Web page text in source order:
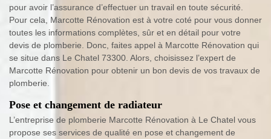
pour avoir l’assurance d’effectuer un travail en toute sécurité.
Pour cela, Marcotte Rénovation est à votre coté pour vous donner
toutes les informations complètes, sûr et en détail pour votre
devis de plomberie. Donc, faites appel à Marcotte Rénovation qui
se situe dans Le Chatel 73300. Alors, choisissez l’expert de
Marcotte Rénovation pour obtenir un bon devis de vos travaux de
plomberie.
Pose et changement de radiateur
L’entreprise de plomberie Marcotte Rénovation à Le Chatel vous
propose ses services de qualité en pose et changement de